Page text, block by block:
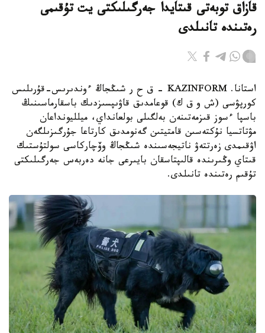
قازاق توبەتى قىتايدا جەرگىلىكتى يت تۇقىمى
رەتىندە تانىلدى
استانا. KAZINFORM – ق ح ر شىڭجاڭ ءوندىرىس-قۇرىلىس
كورپۋسى (ش و ق ك) قوعامدىق قاۋىپسىزدىك باسقارماسىنىڭ
باسپا ءسوز قىزمەتىنەن بەلگىلى بولعانداي، ميلليونداعان
مۋتاتسيا نۇكتەسىن قامتيتىن گەنومدىق كارتاعا جۇرگىزىلگەن
اۋقىمدى زەرتتەۋ ناتيجەسىندە شىڭجاڭ وۆچاركاسى سولتۇستىك
قىتاي وڭىرىندە قالىپتاسقان بايىرعى جانە دەربەس جەرگىلىكتى
تۇقىم رەتىندە تانىلدى.